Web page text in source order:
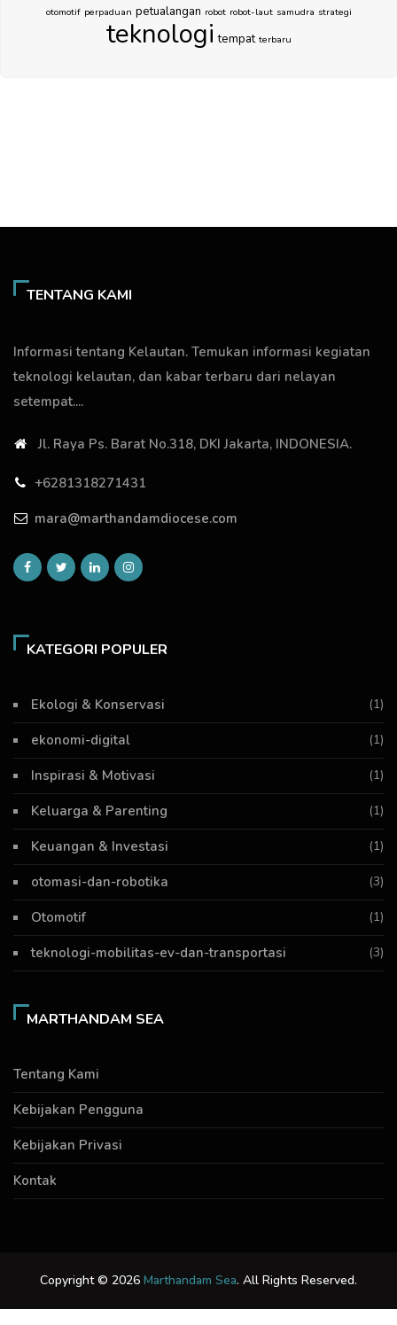
otomotif perpaduan petualangan robot robot-laut samudra strategi
teknologi tempat terbaru
TENTANG KAMI
Informasi tentang Kelautan. Temukan informasi kegiatan
teknologi kelautan, dan kabar terbaru dari nelayan
setempat....
Jl. Raya Ps. Barat No.318, DKI Jakarta, INDONESIA.
+6281318271431
mara@marthandamdiocese.com
KATEGORI POPULER
Ekologi & Konservasi (1)
ekonomi-digital (1)
Inspirasi & Motivasi (1)
Keluarga & Parenting (1)
Keuangan & Investasi (1)
otomasi-dan-robotika (3)
Otomotif (1)
teknologi-mobilitas-ev-dan-transportasi (3)
MARTHANDAM SEA
Tentang Kami
Kebijakan Pengguna
Kebijakan Privasi
Kontak
Copyright © 2026 Marthandam Sea. All Rights Reserved.